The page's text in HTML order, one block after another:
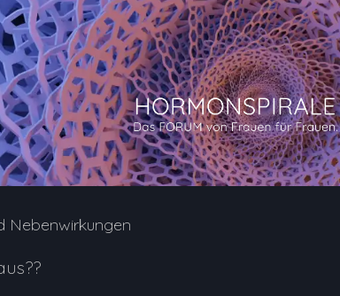
Nebenwirkungen